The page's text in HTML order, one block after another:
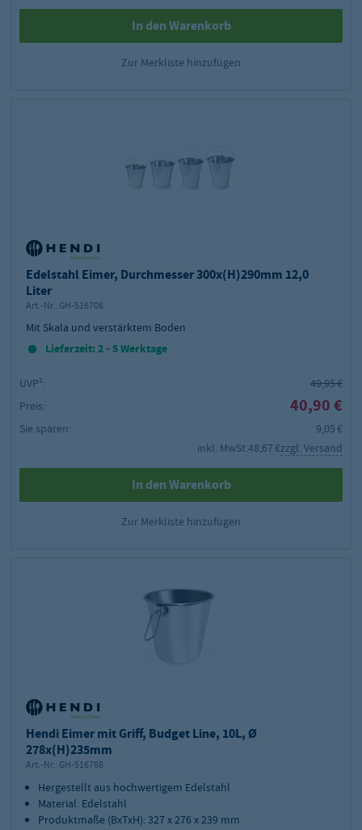
In den Warenkorb
Zur Merkliste hinzufügen
Edelstahl Eimer, Durchmesser 300x(H)290mm 12,0
Liter
Art.-Nr.: GH-516706
Mit Skala und verstärktem Boden
Lieferzeit: 2 - 5 Werktage
UVP²:
49,95 €
Preis:
40,90 €
Sie sparen:
9,05 €
inkl. MwSt.48,67 €zzgl. Versand
In den Warenkorb
Zur Merkliste hinzufügen
Hendi Eimer mit Griff, Budget Line, 10L, Ø
278x(H)235mm
Art.-Nr.: GH-516768
Hergestellt aus hochwertigem Edelstahl
Material: Edelstahl
Produktmaße (BxTxH): 327 x 276 x 239 mm